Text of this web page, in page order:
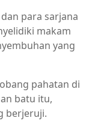
para sarjana
makam
yang
pahatan di
batu itu,
berjeruji.